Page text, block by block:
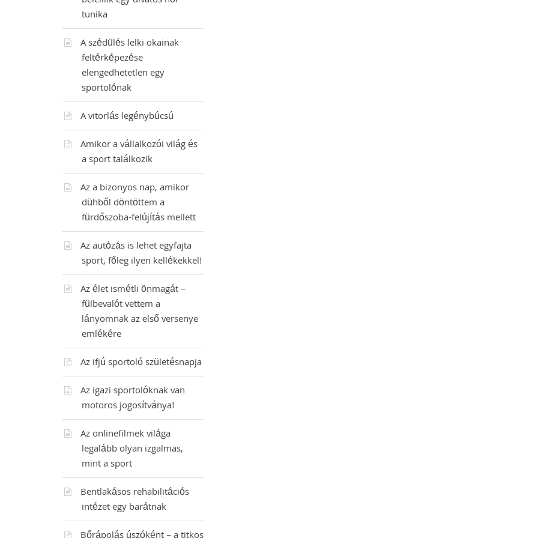
tunika
A szédülés lelki okainak
feltérképezése
elengedhetetlen egy
sportolónak
A vitorlás legénybúcsú
Amikor a vállalkozói világ és
a sport találkozik
Az a bizonyos nap, amikor
dühből döntöttem a
fürdőszoba-felújítás mellett
Az autózás is lehet egyfajta
sport, főleg ilyen kellékekkel!
Az élet ismétli önmagát –
fülbevalót vettem a
lányomnak az első versenye
emlékére
Az ifjú sportoló születésnapja
Az igazi sportolóknak van
motoros jogosítványa!
Az onlinefilmek világa
legalább olyan izgalmas,
mint a sport
Bentlakásos rehabilitációs
intézet egy barátnak